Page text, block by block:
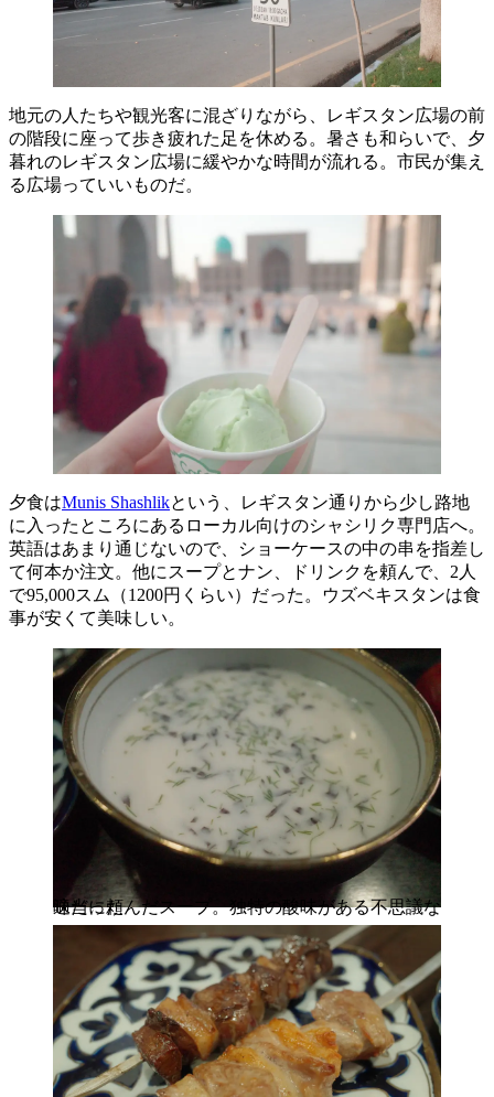
地元の人たちや観光客に混ざりながら、レギスタン広場の前
の階段に座って歩き疲れた足を休める。暑さも和らいで、夕
暮れのレギスタン広場に緩やかな時間が流れる。市民が集え
る広場っていいものだ。
夕食はMunis Shashlikという、レギスタン通りから少し路地
に入ったところにあるローカル向けのシャシリク専門店へ。
英語はあまり通じないので、ショーケースの中の串を指差し
て何本か注文。他にスープとナン、ドリンクを頼んで、2人
で95,000スム（1200円くらい）だった。ウズベキスタンは食
事が安くて美味しい。
適当に頼んだスープ。独特の酸味がある不思議な味だった